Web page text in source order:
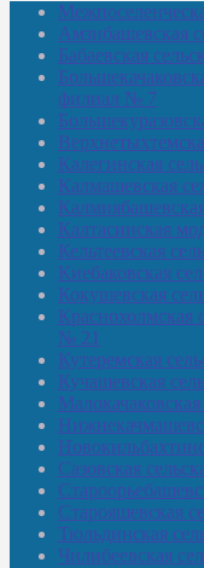
Амзибашевская
Бабаевская
филиал № 7
Калегинская
Калмашевская
Калтасинская
Кельтеевская
Киебаковская
Кокушевская
Краснохолмская
№ 21
Кутеремская
Кучашевская
Сазовская
Старояшевская
Тюльдинская
Чилибеевская